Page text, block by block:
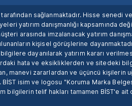
sağlanmaktadır. Hisse senedi
danışmanlığı kapsamında
arasında imzalanacak yatırım
kişisel görüşlerine
dayanılarak yatırım kararı
hata ve eksikliklerden ve sitedeki
manevi zararlardan ve üçüncü kişilerin
isim ve logosu "Koruma Marka
bilgilerin telif hakları tamamen BİST'e ait